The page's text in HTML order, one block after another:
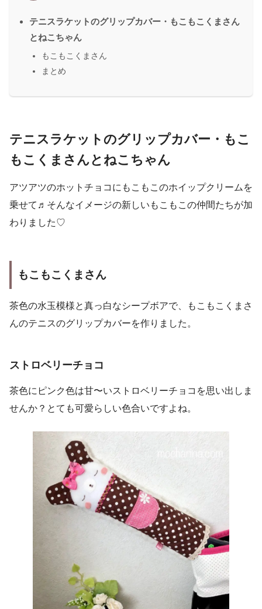
テニスラケットのグリップカバー・もこもこくまさん
とねこちゃん
もこもこくまさん
まとめ
テニスラケットのグリップカバー ・もこ
もこくまさんとねこちゃん
アツアツのホットチョコにもこもこのホイップクリームを
乗せて♬そんなイメージの新しいもこもこの仲間たちが加
わりました♡
もこもこくまさん
茶色の水玉模様と真っ白なシープボアで、もこもこくまさ
んのテニスのグリップカバーを作りました。
ストロベリーチョコ
茶色にピンク色は甘〜いストロベリーチョコを思い出しま
せんか？とても可愛らしい色合いですよね。